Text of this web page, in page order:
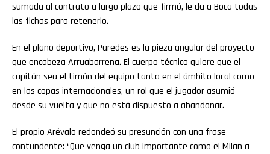
sumada al contrato a largo plazo que firmó, le da a Boca todas
las fichas para retenerlo.
En el plano deportivo, Paredes es la pieza angular del proyecto
que encabeza Arruabarrena. El cuerpo técnico quiere que el
capitán sea el timón del equipo tanto en el ámbito local como
en las copas internacionales, un rol que el jugador asumió
desde su vuelta y que no está dispuesto a abandonar.
El propio Arévalo redondeó su presunción con una frase
contundente: “Que venga un club importante como el Milan a